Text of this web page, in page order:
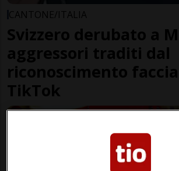
CANTONE/ITALIA
Svizzero derubato a
aggressori traditi dal
riconoscimento
TikTok